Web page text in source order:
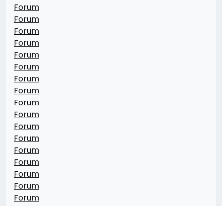
Forum
Forum
Forum
Forum
Forum
Forum
Forum
Forum
Forum
Forum
Forum
Forum
Forum
Forum
Forum
Forum
Forum